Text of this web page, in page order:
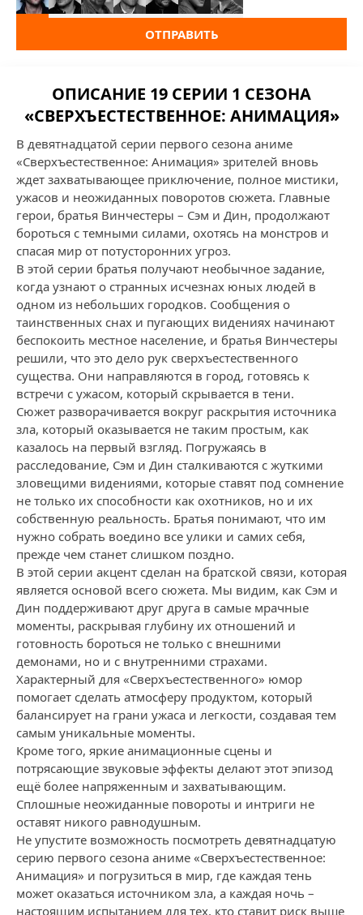
ОТПРАВИТЬ
ОПИСАНИЕ 19 СЕРИИ 1 СЕЗОНА
«СВЕРХЪЕСТЕСТВЕННОЕ: АНИМАЦИЯ»
В девятнадцатой серии первого сезона аниме
«Сверхъестественное: Анимация» зрителей вновь
ждет захватывающее приключение, полное мистики,
ужасов и неожиданных поворотов сюжета. Главные
герои, братья Винчестеры – Сэм и Дин, продолжают
бороться с темными силами, охотясь на монстров и
спасая мир от потусторонних угроз.
В этой серии братья получают необычное задание,
когда узнают о странных исчезнах юных людей в
одном из небольших городков. Сообщения о
таинственных снах и пугающих видениях начинают
беспокоить местное население, и братья Винчестеры
решили, что это дело рук сверхъестественного
существа. Они направляются в город, готовясь к
встречи с ужасом, который скрывается в тени.
Сюжет разворачивается вокруг раскрытия источника
зла, который оказывается не таким простым, как
казалось на первый взгляд. Погружаясь в
расследование, Сэм и Дин сталкиваются с жуткими
зловещими видениями, которые ставят под сомнение
не только их способности как охотников, но и их
собственную реальность. Братья понимают, что им
нужно собрать воедино все улики и самих себя,
прежде чем станет слишком поздно.
В этой серии акцент сделан на братской связи, которая
является основой всего сюжета. Мы видим, как Сэм и
Дин поддерживают друг друга в самые мрачные
моменты, раскрывая глубину их отношений и
готовность бороться не только с внешними
демонами, но и с внутренними страхами.
Характерный для «Сверхъестественного» юмор
помогает сделать атмосферу продуктом, который
балансирует на грани ужаса и легкости, создавая тем
самым уникальные моменты.
Кроме того, яркие анимационные сцены и
потрясающие звуковые эффекты делают этот эпизод
ещё более напряженным и захватывающим.
Сплошные неожиданные повороты и интриги не
оставят никого равнодушным.
Не упустите возможность посмотреть девятнадцатую
серию первого сезона аниме «Сверхъестественное:
Анимация» и погрузиться в мир, где каждая тень
может оказаться источником зла, а каждая ночь –
настоящим испытанием для тех, кто ставит риск выше